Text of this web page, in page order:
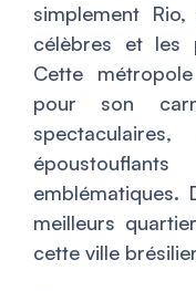
simplement
célèbres et les
Cette
pour son
emblématiques.
meilleurs
cette ville